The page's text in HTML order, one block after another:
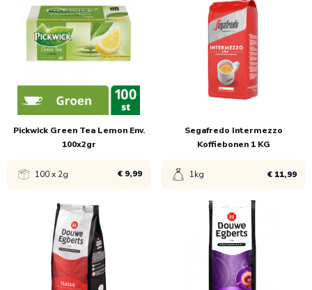
Bekijk product
€ 9,99
6x € 8,99
Bekijk product
€ 6,95
Pickwick Green Tea Lemon Env.
100x2gr
100 x 2g € 9,99
Bekijk product
€ 9,99
Segafredo Intermezzo
Koffiebonen 1 KG
1kg € 11,99
Bekijk product
€ 13,99